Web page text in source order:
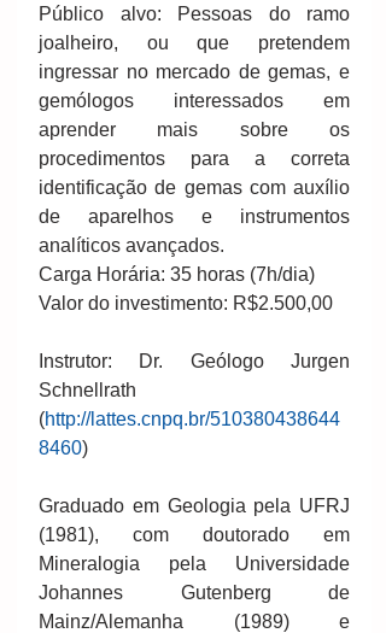
Público alvo: Pessoas do ramo
joalheiro, ou que pretendem
ingressar no mercado de gemas, e
gemólogos interessados em
aprender mais sobre os
procedimentos para a correta
identificação de gemas com auxílio
de aparelhos e instrumentos
analíticos avançados.
Carga Horária: 35 horas (7h/dia)
Valor do investimento: R$2.500,00
Instrutor: Dr. Geólogo Jurgen
Schnellrath
(http://lattes.cnpq.br/510380438644
8460)
Graduado em Geologia pela UFRJ
(1981), com doutorado em
Mineralogia pela Universidade
Johannes Gutenberg de
Mainz/Alemanha (1989) e